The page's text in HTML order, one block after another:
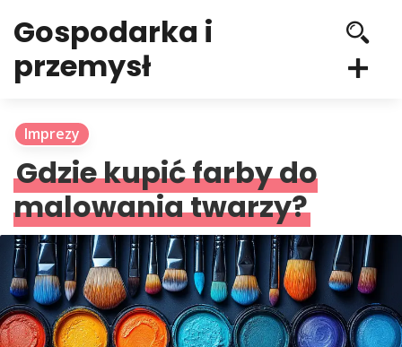
Gospodarka i
przemysł
Imprezy
Gdzie kupić farby do
malowania twarzy?